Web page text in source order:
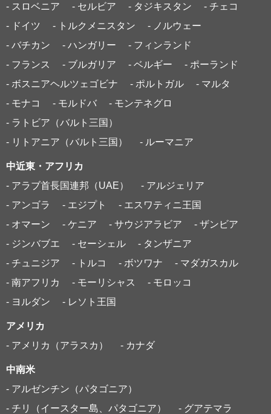
- スロベニア
- セルビア - タジキスタン
- チェコ
- ドイツ
- トルクメニスタン
- ノルウェー
- バチカン
- ハンガリー
- フィンランド
- フランス
- ブルガリア - ベルギー
- ポーランド
- ボスニアヘルツェゴビナ
- ポルトガル
- マルタ
- モナコ
- モルドバ
- モンテネグロ
- ラトビア（バルト三国）
- リトアニア（バルト三国）
- ルーマニア
中近東・アフリカ
- アラブ首長国連邦（UAE）
- アルジェリア
- アンゴラ
- エジプト
- エスワティニ王国
- オマーン
- ケニア - サウジアラビア
- ザンビア
- ジンバブエ
- セーシェル
- タンザニア
- チュニジア
- トルコ - ボツワナ
- マダガスカル
- 南アフリカ
- モーリシャス
- モロッコ
- ヨルダン
- レソト王国
アメリカ
- アメリカ（アラスカ）
- カナダ
中南米
- アルゼンチン（パタゴニア）
- チリ（イースター島、パタゴニア）
- グアテマラ